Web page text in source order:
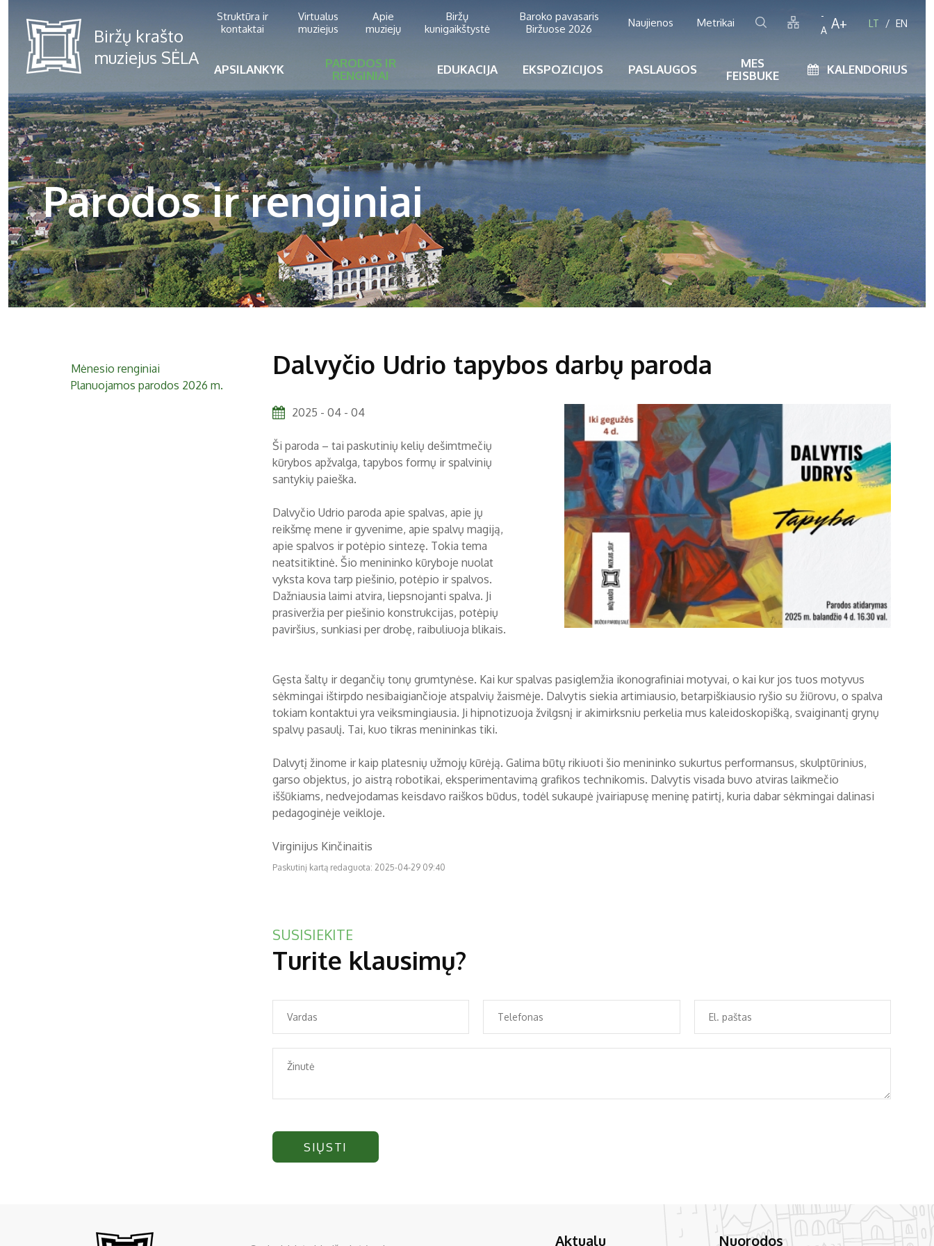
Struktūra ir
kontaktai
Virtualus
muziejus
Apie
muziejų
Biržų
kunigaikštystė
Baroko pavasaris
Biržuose 2026
Naujienos Metrikai
-
A A+ LT EN
APSILANKYK
PARODOS IR
RENGINIAI
EDUKACIJA EKSPOZICIJOS PASLAUGOS
MES
FEISBUKE
KALENDORIUS
Parodos ir renginiai
Mėnesio renginiai
Planuojamos parodos 2026 m.
Dalvyčio Udrio tapybos darbų paroda
2025 - 04 - 04
Ši paroda – tai paskutinių kelių dešimtmečių
kūrybos apžvalga, tapybos formų ir spalvinių
santykių paieška.
Dalvyčio Udrio paroda apie spalvas, apie jų
reikšmę mene ir gyvenime, apie spalvų magiją,
apie spalvos ir potėpio sintezę. Tokia tema
neatsitiktinė. Šio menininko kūryboje nuolat
vyksta kova tarp piešinio, potėpio ir spalvos.
Dažniausia laimi atvira, liepsnojanti spalva. Ji
prasiveržia per piešinio konstrukcijas, potėpių
paviršius, sunkiasi per drobę, raibuliuoja blikais.
Gęsta šaltų ir degančių tonų grumtynėse. Kai kur spalvas pasiglemžia ikonografiniai motyvai, o kai kur jos tuos motyvus
sėkmingai ištirpdo nesibaigiančioje atspalvių žaismėje. Dalvytis siekia artimiausio, betarpiškiausio ryšio su žiūrovu, o spalva
tokiam kontaktui yra veiksmingiausia. Ji hipnotizuoja žvilgsnį ir akimirksniu perkelia mus kaleidoskopišką, svaiginantį grynų
spalvų pasaulį. Tai, kuo tikras menininkas tiki.
Dalvytį žinome ir kaip platesnių užmojų kūrėją. Galima būtų rikiuoti šio menininko sukurtus performansus, skulptūrinius,
garso objektus, jo aistrą robotikai, eksperimentavimą grafikos technikomis. Dalvytis visada buvo atviras laikmečio
iššūkiams, nedvejodamas keisdavo raiškos būdus, todėl sukaupė įvairiapusę meninę patirtį, kuria dabar sėkmingai dalinasi
pedagoginėje veikloje.
Virginijus Kinčinaitis
Paskutinį kartą redaguota: 2025-04-29 09:40
SUSISIEKITE
Turite klausimų?
SIŲSTI
Aktualu Nuorodos